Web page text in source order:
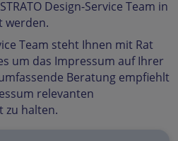
Design-Service Team in
werden.
Team steht Ihnen mit Rat
um das Impressum auf Ihrer
Beratung empfiehlt
relevanten
zu halten.